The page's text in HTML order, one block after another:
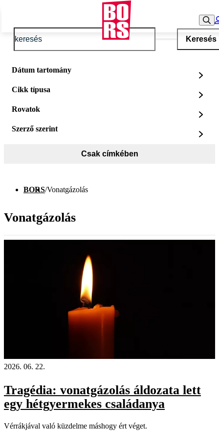
Keresés
Dátum tartomány
Cikk típusa
Rovatok
Szerző szerint
Csak címkében
BORS/Vonatgázolás
Vonatgázolás
2026. 06. 22.
Tragédia: vonatgázolás áldozata lett
egy hétgyermekes családanya
Vérrákjával való küzdelme máshogy ért véget.